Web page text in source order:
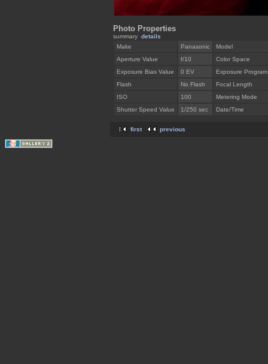
Photo Properties
summary details
Make
Panasonic
Model
Aperture Value
f/10
Color Space
Exposure Bias Value
0 EV
Exposure Program
Flash
No Flash
Focal Length
ISO
100
Metering Mode
Shutter Speed Value
1/250 sec Date/Time
first previous